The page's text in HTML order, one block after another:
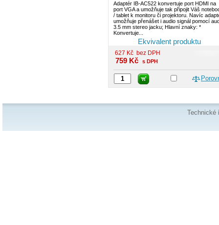
Ekvivalent produktu
Adaptér IB-AC522 konvertuje port HDMI na
port VGA a umožňuje tak připojit Váš
/ tablet k monitoru či projektoru. Navíc
umožňuje přenášet i audio signál pomocí
3.5 mm stereo jacku; Hlavní znaky: *
Konvertuje...
627 Kč bez DPH
759 Kč s DPH